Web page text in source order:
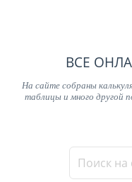
ВСЕ
На сайте собраны
таблицы и много другой